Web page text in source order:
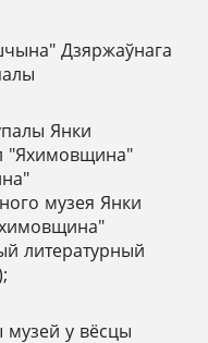
Дзяржаўнага
Янки
"Яхимовщина"
музея Янки
литературный
музей у вёсцы